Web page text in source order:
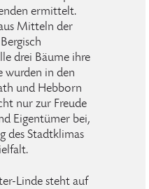
ermittelt.
Mitteln der
drei Bäume ihre
wurden in den
und Hebborn
nur zur Freude
Eigentümer bei,
des Stadtklimas
Linde steht auf